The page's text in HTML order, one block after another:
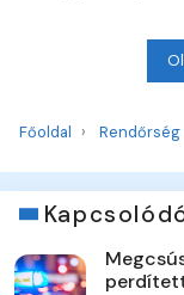
Főoldal Rendőrség